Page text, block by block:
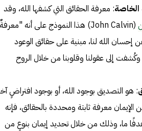
الخاصة: معرفة الحقائق التي كشفها الله، وقد
(John Calvin) هذا النموذج على أنه "معرفةٌ
الله لنا، مبنية على حقائق الوعود
إلى عقولنا وقلوبنا من خلال الروح
: هو التصديق بوجود الله، أو بوجود افتراضٍ
الإيمان معرفة ثابتة ومحددة بالحقائق، فإنه
ما، وذلك من خلال تحديد إيمان بنوعٍ من